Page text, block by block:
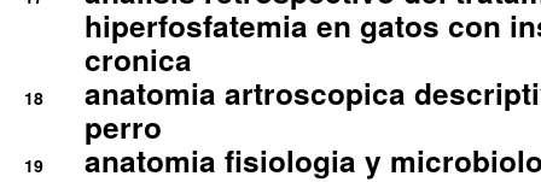
hiperfosfatemia en gatos con
cronica
18
anatomia artroscopica
perro
19 anatomia fisiologia y